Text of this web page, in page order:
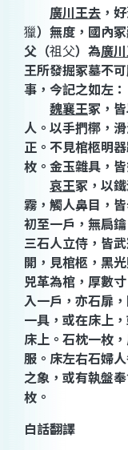
廣川王去 ，
獵） 無度，國內
父 （祖父） 為廣
王所發掘冢墓不
事，今記之如左：
魏襄王冢，
人。以手捫槨，
正。不見棺柩明
枚。金玉雜具，
哀王冢，以
霧，觸人鼻目，
初至一戶，無扃
三石人立侍，皆
開，見棺柩，黑
兕革為棺，厚數
入一戶，亦石扉
一具，或在床上
床上。石枕一枚
服。床左右石婦
之象，或有執盤
枚。
白話翻譯